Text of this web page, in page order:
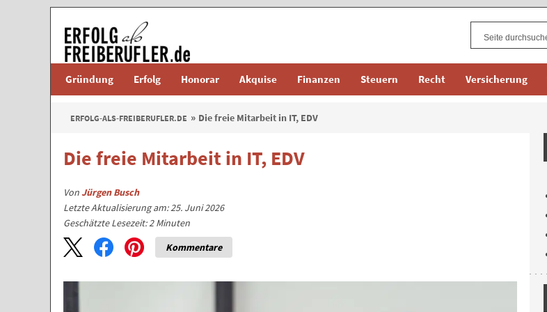
Gründung Erfolg Honorar Akquise Finanzen Steuern Recht Versicherung
ERFOLG-ALS-FREIBERUFLER.DE Die freie Mitarbeit in IT, EDV
Die freie Mitarbeit in IT, EDV
VonJürgen Busch
Letzte Aktualisierung am: 25. Juni 2026
Geschätzte Lesezeit:2 Minuten
Kommentare